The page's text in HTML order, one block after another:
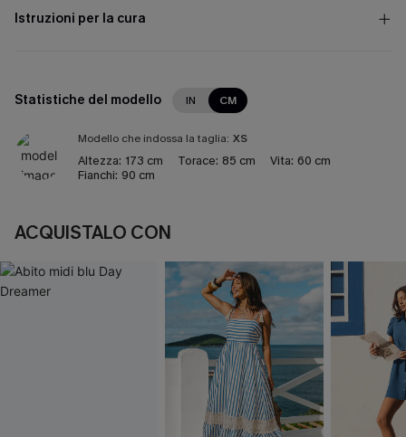
Istruzioni per la cura
Statistiche del modello IN CM
Modello che indossa la taglia: XS
Altezza: 173 cm Torace: 85 cm Vita: 60 cm
Fianchi: 90 cm
ACQUISTALO CON